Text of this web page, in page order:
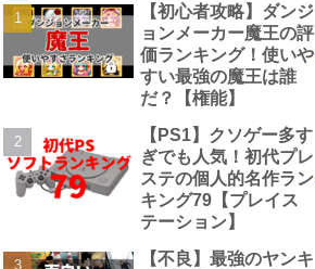
【初心者攻略】ダンジ
ョンメーカー魔王の評
価ランキング！使いや
すい最強の魔王は誰
だ？【権能】
【PS1】クソゲー多す
ぎでも人気！初代プレ
ステの個人的名作ラン
キング79【プレイス
テーション】
【不良】最強のヤンキ